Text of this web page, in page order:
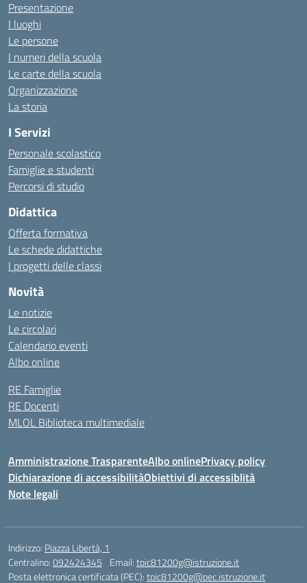
Presentazione
I luoghi
Le persone
I numeri della scuola
Le carte della scuola
Organizzazione
La storia
I Servizi
Personale scolastico
Famiglie e studenti
Percorsi di studio
Didattica
Offerta formativa
Le schede didattiche
I progetti delle classi
Novità
Le notizie
Le circolari
Calendario eventi
Albo online
RE Famiglie
RE Docenti
MLOL Biblioteca multimediale
Amministrazione TrasparenteAlbo onlinePrivacy policy
Dichiarazione di accessibilitàObiettivi di accessiblità
Note legali
Indirizzo: Piazza Libertà, 1
Centralino:092424345 Email:tpic81200g@istruzione.it
Posta elettronica certificata (PEC):tpic81200g@pec.istruzione.it